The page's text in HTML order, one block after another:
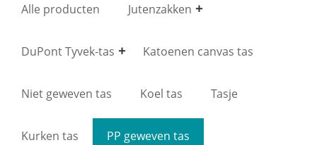
Alle producten Jutenzakken
DuPont Tyvek-tas Katoenen canvas tas
Niet geweven tas Koel tas Tasje
Kurken tas PP geweven tas